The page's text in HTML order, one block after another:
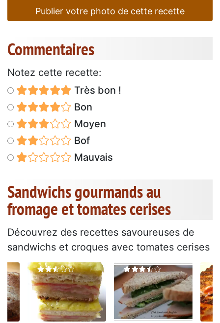
Publier votre photo de cette recette
Commentaires
Notez cette recette:
Très bon !
Bon
Moyen
Bof
Mauvais
Sandwichs gourmands au
fromage et tomates cerises
Découvrez des recettes savoureuses de
sandwichs et croques avec tomates cerises